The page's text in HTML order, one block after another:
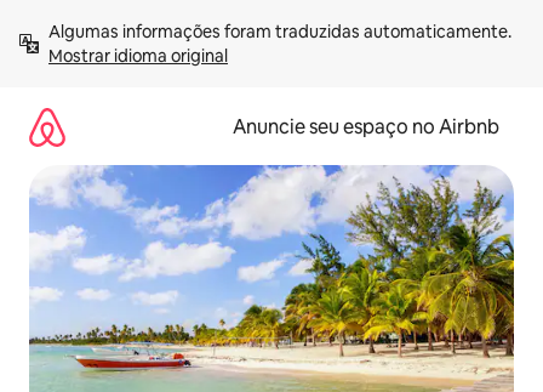
para
Mostrar idioma original
Anuncie seu espaço no Airbnb